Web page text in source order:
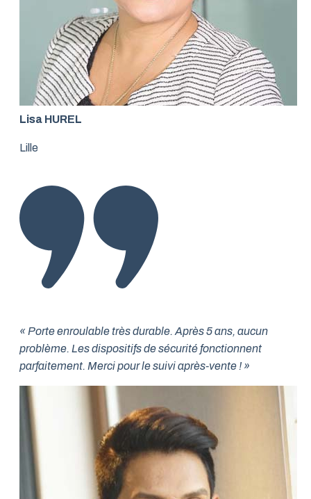
Lisa HUREL
Lille
« Porte enroulable très durable. Après 5 ans, aucun
problème. Les dispositifs de sécurité fonctionnent
parfaitement. Merci pour le suivi après-vente ! »